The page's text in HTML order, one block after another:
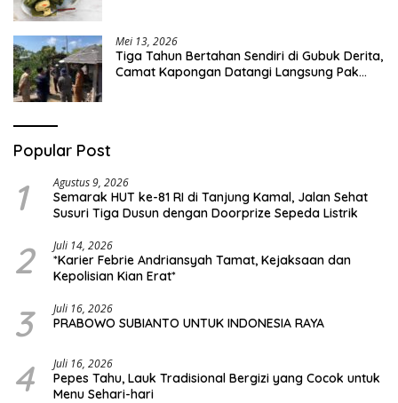
Mei 13, 2026
Tiga Tahun Bertahan Sendiri di Gubuk Derita,
Camat Kapongan Datangi Langsung Pak
Popular Post
1 Agustus 9, 2026
Semarak HUT ke-81 RI di Tanjung Kamal, Jalan Sehat
Susuri Tiga Dusun dengan Doorprize Sepeda Listrik
2 Juli 14, 2026
*Karier Febrie Andriansyah Tamat, Kejaksaan dan
Kepolisian Kian Erat*
3 Juli 16, 2026
PRABOWO SUBIANTO UNTUK INDONESIA RAYA
4 Juli 16, 2026
Pepes Tahu, Lauk Tradisional Bergizi yang Cocok untuk
Menu Sehari-hari